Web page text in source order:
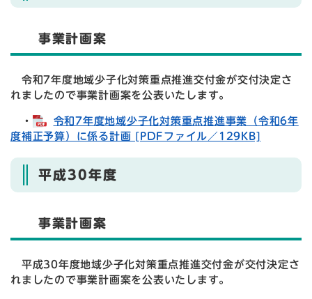
事業計画案
令和7年度地域少子化対策重点推進交付金が交付決定さ
れましたので事業計画案を公表いたします。
・
令和7年度地域少子化対策重点推進事業（令和6年
度補正予算）に係る計画 [PDFファイル／129KB]
平成30年度
事業計画案
平成30年度地域少子化対策重点推進交付金が交付決定さ
れましたので事業計画案を公表いたします。